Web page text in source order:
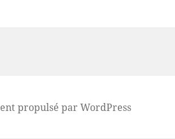
propulsé par WordPress